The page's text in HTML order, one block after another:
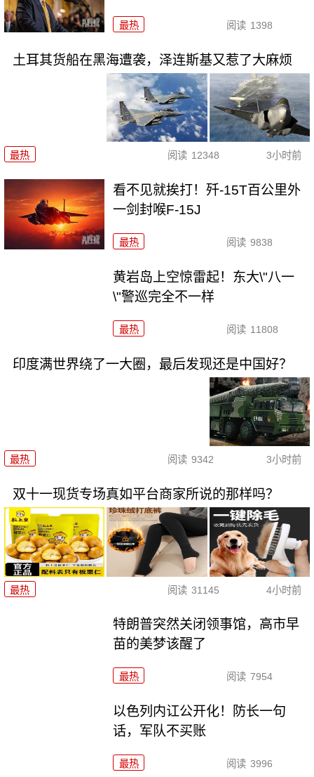
最热 阅读 1398
土耳其货船在黑海遭袭，泽连斯基又惹了大麻烦
最热 阅读 12348 3小时前
看不见就挨打！歼-15T百公里外
一剑封喉F-15J
最热 阅读 9838
黄岩岛上空惊雷起！东大\"八一
\"警巡完全不一样
最热 阅读 11808
印度满世界绕了一大圈，最后发现还是中国好？
最热 阅读 9342 3小时前
双十一现货专场真如平台商家所说的那样吗？
最热 阅读 31145 4小时前
特朗普突然关闭领事馆，高市早
苗的美梦该醒了
最热 阅读 7954
以色列内讧公开化！防长一句
话，军队不买账
最热 阅读 3996